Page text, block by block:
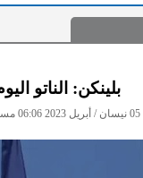
بلينكن: الناتو